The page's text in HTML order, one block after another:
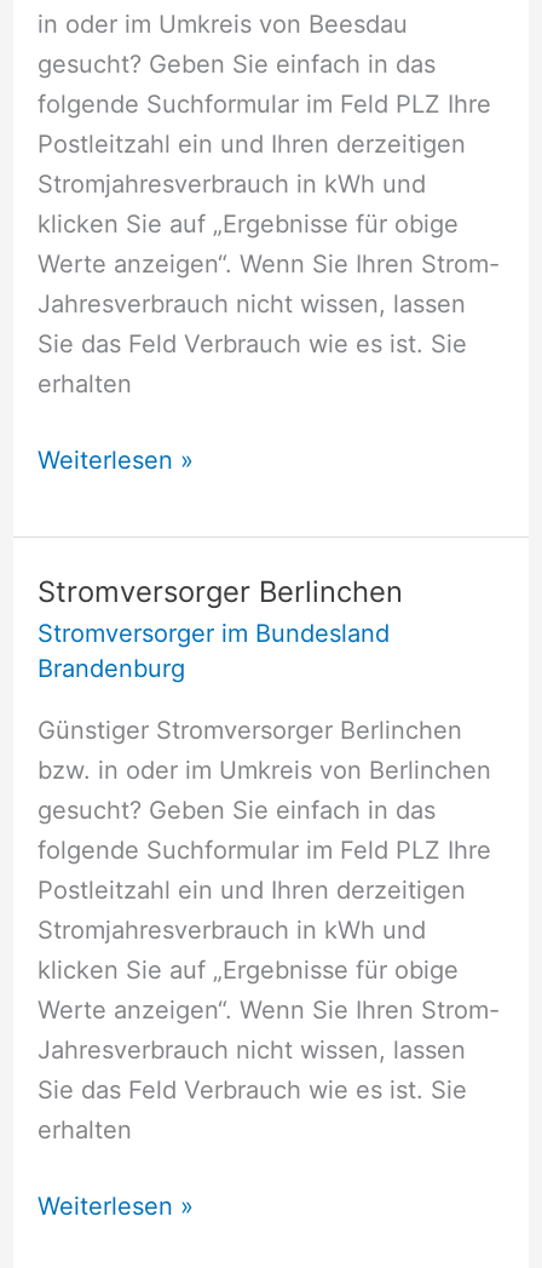
in oder im Umkreis von Beesdau
gesucht? Geben Sie einfach in das
folgende Suchformular im Feld PLZ Ihre
Postleitzahl ein und Ihren derzeitigen
Stromjahresverbrauch in kWh und
klicken Sie auf „Ergebnisse für obige
Werte anzeigen“. Wenn Sie Ihren Strom-
Jahresverbrauch nicht wissen, lassen
Sie das Feld Verbrauch wie es ist. Sie
erhalten
Stromversorger
Weiterlesen »
Stromversorger Berlinchen
Stromversorger im Bundesland
Brandenburg
Günstiger Stromversorger Berlinchen
bzw. in oder im Umkreis von Berlinchen
gesucht? Geben Sie einfach in das
folgende Suchformular im Feld PLZ Ihre
Postleitzahl ein und Ihren derzeitigen
Stromjahresverbrauch in kWh und
klicken Sie auf „Ergebnisse für obige
Werte anzeigen“. Wenn Sie Ihren Strom-
Jahresverbrauch nicht wissen, lassen
Sie das Feld Verbrauch wie es ist. Sie
erhalten
Stromversorger
Weiterlesen »